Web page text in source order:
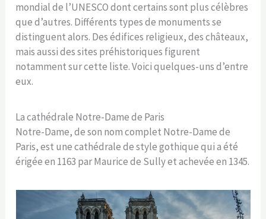
mondial de l’UNESCO dont certains sont plus célèbres
que d’autres. Différents types de monuments se
distinguent alors. Des édifices religieux, des châteaux,
mais aussi des sites préhistoriques figurent
notamment sur cette liste. Voici quelques-uns d’entre
eux.
La cathédrale Notre-Dame de Paris
Notre-Dame, de son nom complet Notre-Dame de
Paris, est une cathédrale de style gothique qui a été
érigée en 1163 par Maurice de Sully et achevée en 1345.